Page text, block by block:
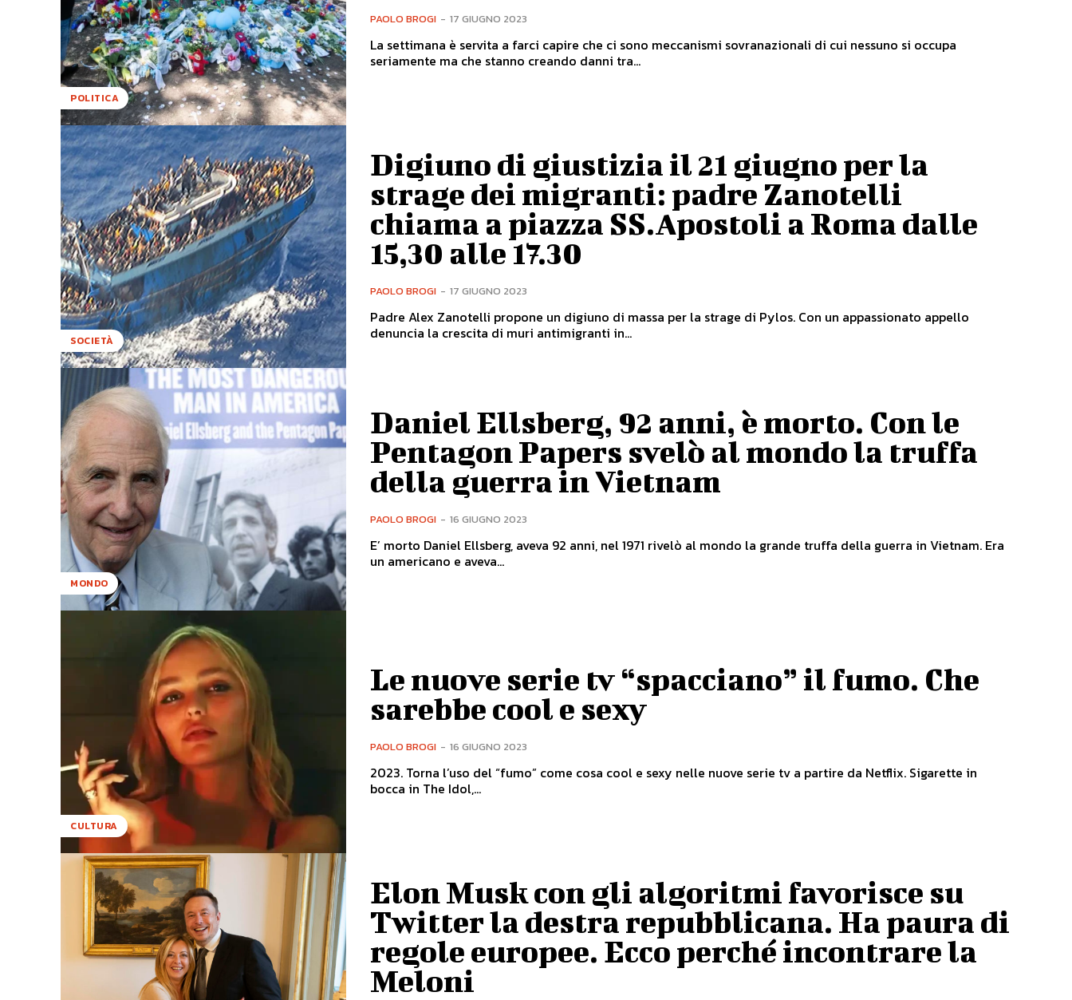
POLITICA
PAOLO BROGI - 17 GIUGNO 2023
La settimana è servita a farci capire che ci sono meccanismi sovranazionali di cui nessuno si occupa
seriamente ma che stanno creando danni tra...
SOCIETÀ
Digiuno di giustizia il 21 giugno per la
strage dei migranti: padre Zanotelli
chiama a piazza SS.Apostoli a Roma dalle
15,30 alle 17.30
PAOLO BROGI - 17 GIUGNO 2023
Padre Alex Zanotelli propone un digiuno di massa per la strage di Pylos. Con un appassionato appello
denuncia la crescita di muri antimigranti in...
MONDO
Daniel Ellsberg, 92 anni, è morto. Con le
Pentagon Papers svelò al mondo la truffa
della guerra in Vietnam
PAOLO BROGI - 16 GIUGNO 2023
E’ morto Daniel Ellsberg, aveva 92 anni, nel 1971 rivelò al mondo la grande truffa della guerra in Vietnam. Era
un americano e aveva...
CULTURA
Le nuove serie tv “spacciano” il fumo. Che
sarebbe cool e sexy
PAOLO BROGI - 16 GIUGNO 2023
2023. Torna l’uso del “fumo” come cosa cool e sexy nelle nuove serie tv a partire da Netflix. Sigarette in
bocca in The Idol,...
Elon Musk con gli algoritmi favorisce su
Twitter la destra repubblicana. Ha paura di
regole europee. Ecco perché incontrare la
Meloni